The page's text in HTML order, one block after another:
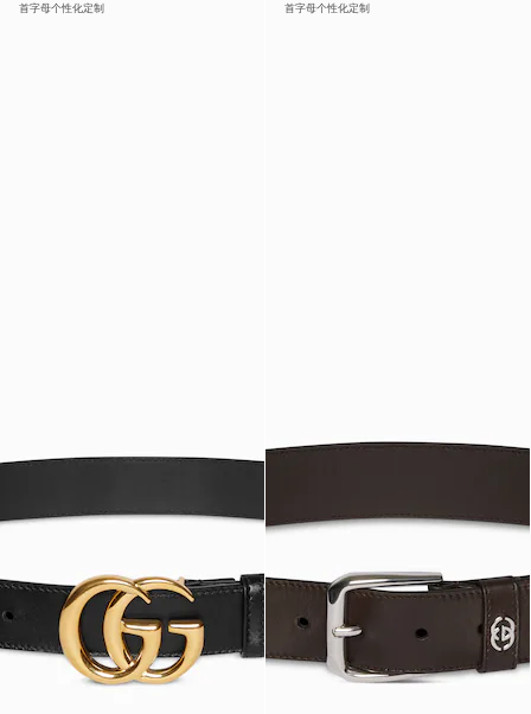
首字母个性化定制 首字母个性化定制